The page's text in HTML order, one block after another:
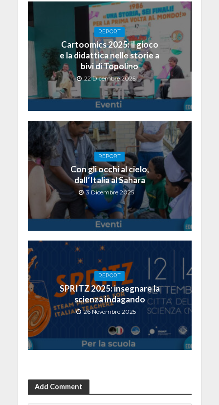
REPORT
Cartoomics 2025: il gioco
e la didattica nelle storie a
bivi di Topolino
22 Dicembre 2025
REPORT
Con gli occhi al cielo,
dall’Italia al Sahara
3 Dicembre 2025
REPORT
SPRITZ 2025: insegnare la
scienza indagando
26 Novembre 2025
Add Comment